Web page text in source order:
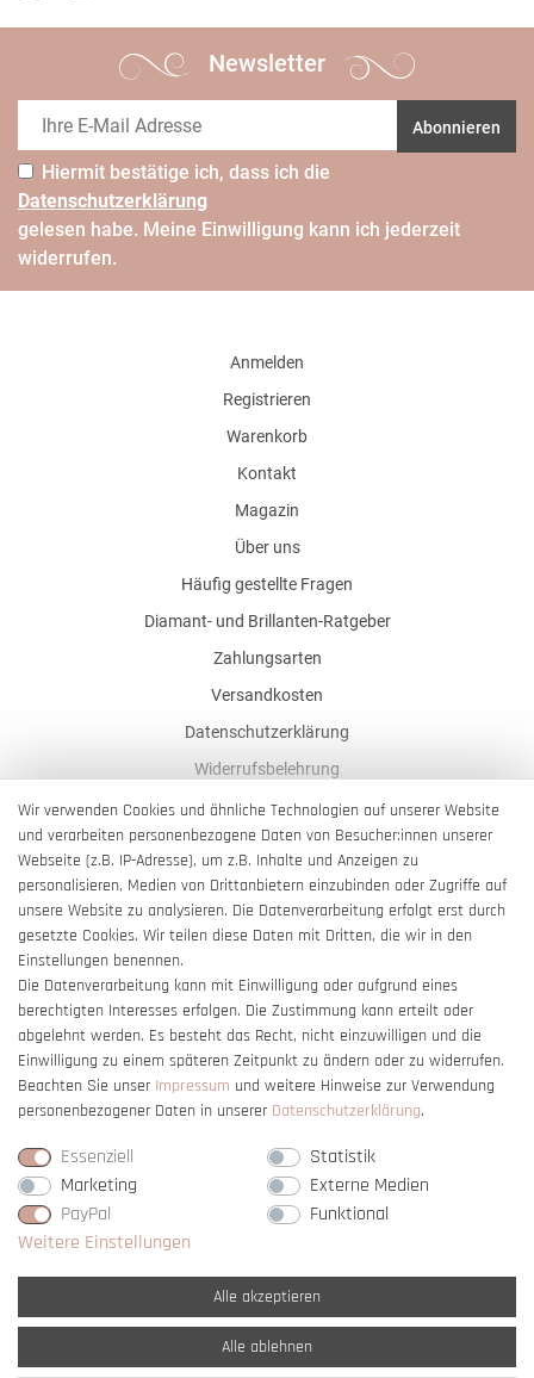
Newsletter
Abonnieren
Hiermit bestätige ich, dass ich die
Daten­schutz­erklärung
gelesen habe. Meine Einwilligung kann ich jederzeit
widerrufen.
Anmelden
Registrieren
Warenkorb
Kontakt
Magazin
Über uns
Häufig gestellte Fragen
Diamant- und Brillanten-Ratgeber
Zahlungsarten
Versandkosten
Datenschutzerklärung
Widerrufsbelehrung
AGB
Impressum
Barrierefreiheitserklärung
Vertrag widerrufen
Wir verwenden Cookies und ähnliche Technologien auf unserer Website
und verarbeiten personenbezogene Daten von Besucher:innen unserer
Webseite (z.B. IP-Adresse), um z.B. Inhalte und Anzeigen zu
personalisieren, Medien von Drittanbietern einzubinden oder Zugriffe auf
unsere Website zu analysieren. Die Datenverarbeitung erfolgt erst durch
gesetzte Cookies. Wir teilen diese Daten mit Dritten, die wir in den
Einstellungen benennen.
Die Datenverarbeitung kann mit Einwilligung oder aufgrund eines
berechtigten Interesses erfolgen. Die Zustimmung kann erteilt oder
abgelehnt werden. Es besteht das Recht, nicht einzuwilligen und die
Einwilligung zu einem späteren Zeitpunkt zu ändern oder zu widerrufen.
Beachten Sie unser Impressum und weitere Hinweise zur Verwendung
personenbezogener Daten in unserer Daten­schutz­erklärung.
Essenziell
Statistik
Marketing
Externe Medien
PayPal
Funktional
Weitere Einstellungen
Alle akzeptieren
Alle ablehnen